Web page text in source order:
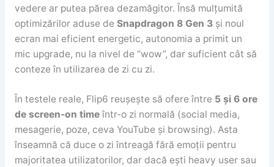
vedere ar putea părea dezamăgitor. Însă mulțumită
optimizărilor aduse de Snapdragon 8 Gen 3și noul
ecran mai eficient energetic, autonomia a primit un
mic upgrade, nu la nivel de “wow”, dar suficient cât să
conteze în utilizarea de zi cu zi.
În testele reale, Flip6 reușește să ofere între 5 și 6 ore
de screen-on timeîntr-o zi normală (social media,
mesagerie, poze, ceva YouTube și browsing). Asta
înseamnă că duce o zi întreagă fără emoții pentru
majoritatea utilizatorilor, dar dacă ești heavy user sau